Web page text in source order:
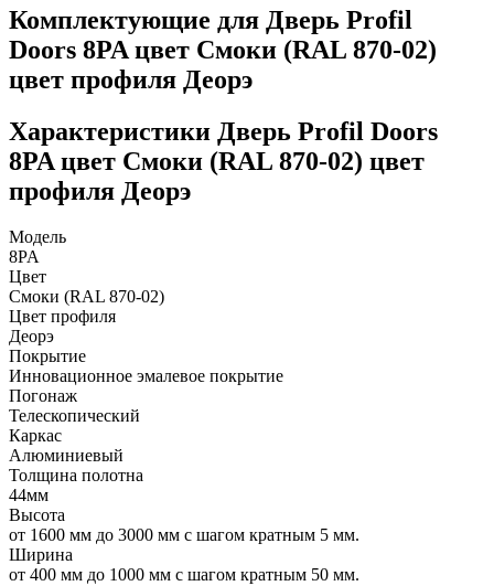
Комплектующие для Дверь Profil
Doors 8PA цвет Смоки (RAL 870-02)
цвет профиля Деорэ
Характеристики Дверь Profil Doors
8PA цвет Смоки (RAL 870-02) цвет
профиля Деорэ
Модель
8PA
Цвет
Смоки (RAL 870-02)
Цвет профиля
Деорэ
Покрытие
Инновационное эмалевое покрытие
Погонаж
Телескопический
Каркас
Алюминиевый
Толщина полотна
44мм
Высота
от 1600 мм до 3000 мм с шагом кратным 5 мм.
Ширина
от 400 мм до 1000 мм с шагом кратным 50 мм.